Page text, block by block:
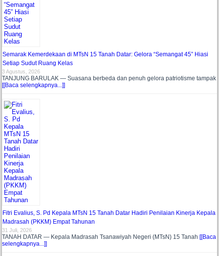
Semarak Kemerdekaan di MTsN 15 Tanah Datar: Gelora “Semangat 45” Hiasi
Setiap Sudut Ruang Kelas
3 Agustus, 2026
TANJUNG BARULAK — Suasana berbeda dan penuh gelora patriotisme tampak
[[Baca selengkapnya...]]
Fitri Evalius, S. Pd Kepala MTsN 15 Tanah Datar Hadiri Penilaian Kinerja Kepala
Madrasah (PKKM) Empat Tahunan
31 Juli, 2026
TANAH DATAR — Kepala Madrasah Tsanawiyah Negeri (MTsN) 15 Tanah[[Baca
selengkapnya...]]